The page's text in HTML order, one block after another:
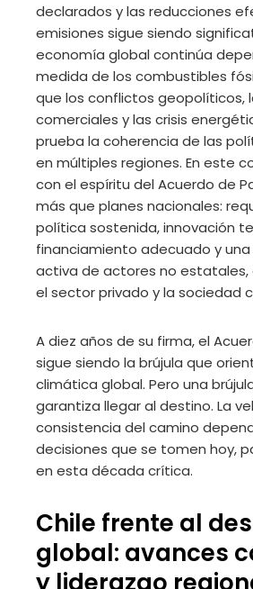
declarados y las reducciones
emisiones sigue siendo
economía global continúa
medida de los combustibles
que los conflictos geopolíticos,
comerciales y las crisis
prueba la coherencia de las
en múltiples regiones. En este
con el espíritu del Acuerdo de
más que planes nacionales:
política sostenida, innovación
financiamiento adecuado y
activa de actores no
el sector privado y la sociedad
A diez años de su firma, el
sigue siendo la brújula que
climática global. Pero una
garantiza llegar al destino. La
consistencia del camino
decisiones que se tomen hoy,
en esta década crítica.
Chile frente al
global: avances
y liderazgo